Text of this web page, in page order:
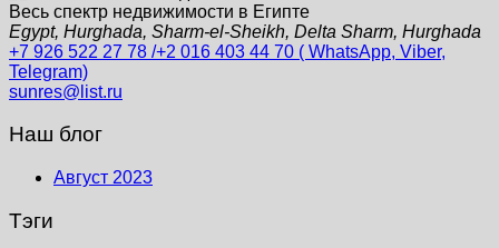
Весь спектр недвижимости в Египте
Egypt, Hurghada, Sharm-el-Sheikh, Delta Sharm, Hurghada
+7 926 522 27 78 /+2 016 403 44 70 ( WhatsApp, Viber,
Telegram)
sunres@list.ru
Наш блог
Август 2023
Тэги